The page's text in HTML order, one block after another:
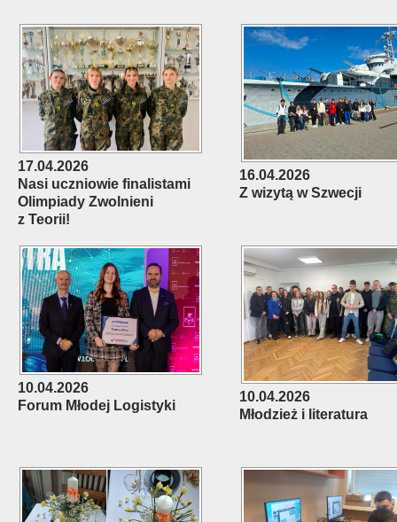
17.04.2026
Nasi uczniowie finalistami
Olimpiady Zwolnieni
z Teorii!
16.04.2026
Z wizytą w Szwecji
10.04.2026
Forum Młodej Logistyki
10.04.2026
Młodzież i literatura